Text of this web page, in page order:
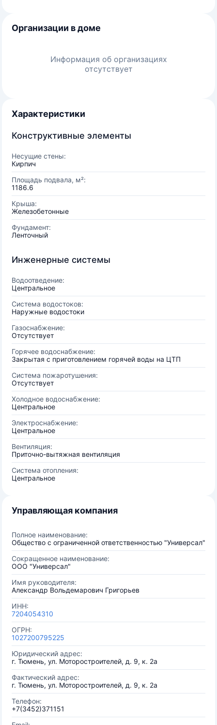
Организации в доме
Информация об организациях
отсутствует
Характеристики
Конструктивные элементы
Несущие стены:
Кирпич
Площадь подвала, м²:
1186.6
Крыша:
Железобетонные
Фундамент:
Ленточный
Инженерные системы
Водоотведение:
Центральное
Система водостоков:
Наружные водостоки
Газоснабжение:
Отсутствует
Горячее водоснабжение:
Закрытая с приготовлением горячей воды на ЦТП
Система пожаротушения:
Отсутствует
Холодное водоснабжение:
Центральное
Электроснабжение:
Центральное
Вентиляция:
Приточно-вытяжная вентиляция
Система отопления:
Центральное
Управляющая компания
Полное наименование:
Общество с ограниченной ответственностью "Универсал"
Сокращенное наименование:
ООО "Универсал"
Имя руководителя:
Александр Вольдемарович Григорьев
ИНН:
7204054310
ОГРН:
1027200795225
Юридический адрес:
г. Тюмень, ул. Моторостроителей, д. 9, к. 2а
Фактический адрес:
г. Тюмень, ул. Моторостроителей, д. 9, к. 2а
Телефон:
+7(3452)371151